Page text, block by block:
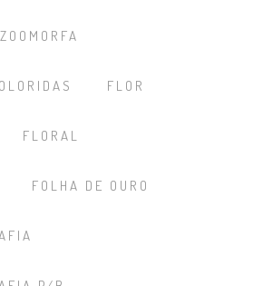
FLOR
FLORAL
FOLHA DE OURO